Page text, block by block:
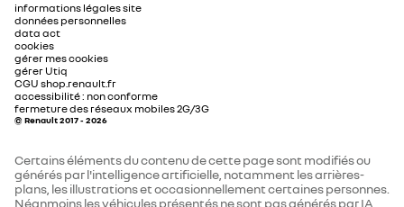
informations légales site
données personnelles
data act
cookies
gérer mes cookies
gérer Utiq
CGU shop.renault.fr
accessibilité : non conforme
fermeture des réseaux mobiles 2G/3G
© Renault 2017 - 2026
Certains éléments du contenu de cette page sont modifiés ou
générés par l'intelligence artificielle, notamment les arrières-
plans, les illustrations et occasionnellement certaines personnes.
Néanmoins les véhicules présentés ne sont pas générés par IA